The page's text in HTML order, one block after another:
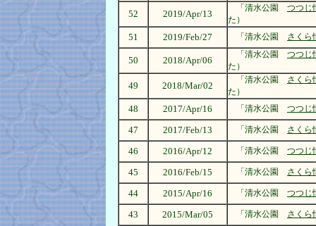
52 2019/Apr/13
「清水公園 つつじ
た）
51 2019/Feb/27 「清水公園 さくら
50 2018/Apr/06
「清水公園 つつじ
た）
49 2018/Mar/02
「清水公園 さくら
た）
48 2017/Apr/16 「清水公園 つつじ
47 2017/Feb/13 「清水公園 さくら
46 2016/Apr/12 「清水公園 つつじ
45 2016/Feb/15 「清水公園 さくら
44 2015/Apr/16 「清水公園 つつじ
43 2015/Mar/05 「清水公園 さくら